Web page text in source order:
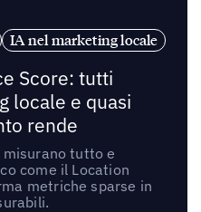
IA nel marketing locale
Score: tutti
locale e quasi
rende
tutto e
come il Location
metriche sparse in